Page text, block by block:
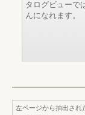
タログビューで
んになれます。
左ページから抽出され